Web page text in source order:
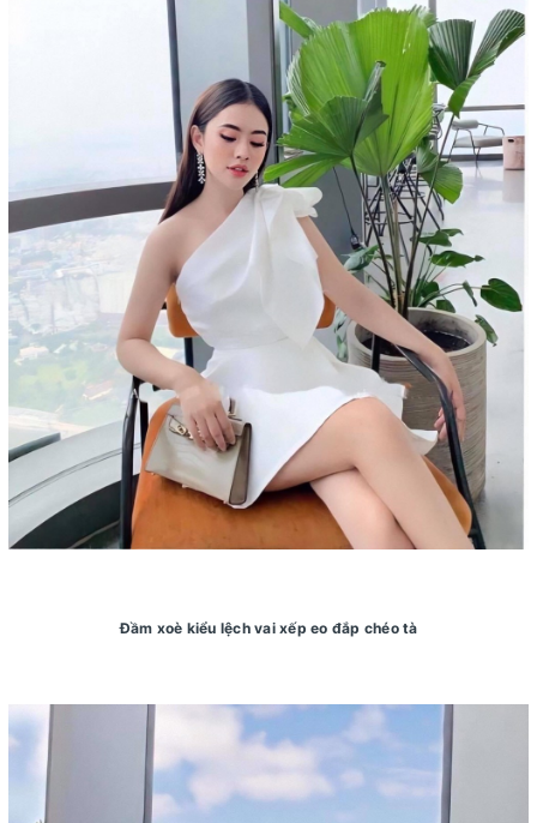
Đầm xoè kiểu lệch vai xếp eo đắp chéo tà